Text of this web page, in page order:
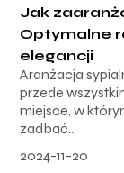
Jak
Optymalne
elegancji
Aranżacja
przede
miejsce, w
zadbać...
2024-11-20